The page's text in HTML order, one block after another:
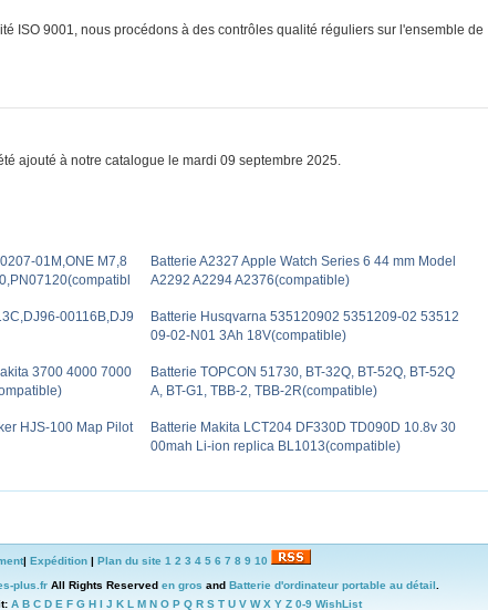
ISO 9001, nous procédons à des contrôles qualité réguliers sur l'ensemble de
ajouté à notre catalogue le mardi 09 septembre 2025.
01M,ONE M7,8
Batterie A2327 Apple Watch Series 6 44 mm Model
A2292 A2294 A2376(compatible)
00116B,DJ9
Batterie Husqvarna 535120902 5351209-02 53512
09-02-N01 3Ah 18V(compatible)
3700 4000 7000
Batterie TOPCON 51730, BT-32Q, BT-52Q, BT-52Q
A, BT-G1, TBB-2, TBB-2R(compatible)
HJS-100 Map Pilot
Batterie Makita LCT204 DF330D TD090D 10.8v 30
00mah Li-ion replica BL1013(compatible)
| Expédition| Plan du site 1 2 3 4 5 6 7 8 9 10
plus.frAll Rights Reserved en gros and Batterie d'ordinateur portable au détail .
A B C D E F G H J K L M N O P Q R S T U V W X Y Z 0-9 WishList